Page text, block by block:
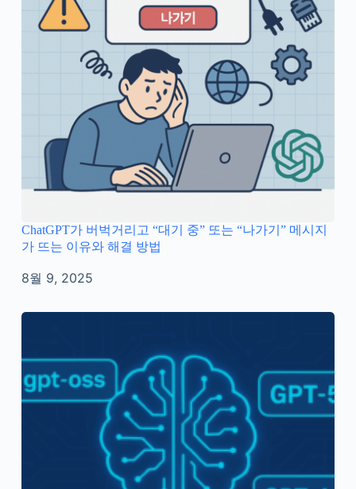
ChatGPT가 버벅거리고 “대기 중” 또는 “나가기” 메시지
가 뜨는 이유와 해결 방법
8월 9, 2025